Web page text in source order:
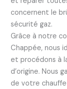
concernent le
sécurité gaz.
Grâce à notre
Chappée, nous
et procédons à
d’origine. Nous
de votre